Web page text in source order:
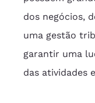
dos negócios,
uma gestão
garantir uma
das atividades